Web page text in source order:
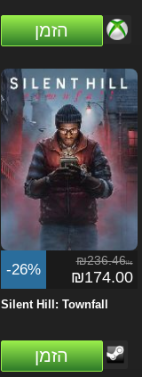
הזמן
-26% ₪236.46ils
₪174.00
Silent Hill: Townfall
הזמן